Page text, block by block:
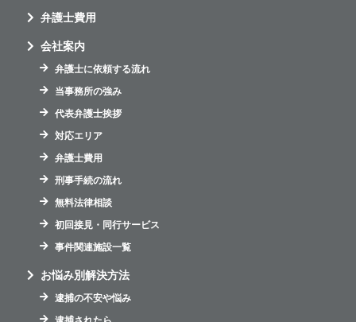
弁護士費用
会社案内
弁護士に依頼する流れ
当事務所の強み
代表弁護士挨拶
対応エリア
弁護士費用
刑事手続の流れ
無料法律相談
初回接見・同行サービス
事件関連施設一覧
お悩み別解決方法
逮捕の不安や悩み